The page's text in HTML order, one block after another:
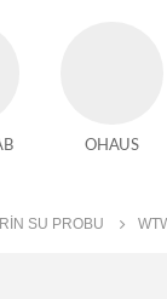
OHAUS
SU PROBU